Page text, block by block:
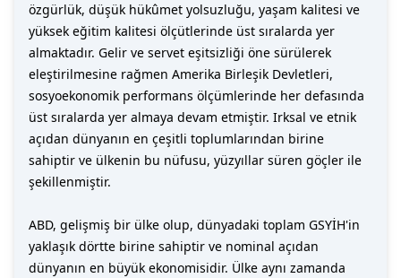
özgürlük, düşük hükûmet yolsuzluğu, yaşam kalitesi ve
yüksek eğitim kalitesi ölçütlerinde üst sıralarda yer
almaktadır. Gelir ve servet eşitsizliği öne sürülerek
eleştirilmesine rağmen Amerika Birleşik Devletleri,
sosyoekonomik performans ölçümlerinde her defasında
üst sıralarda yer almaya devam etmiştir. Irksal ve etnik
açıdan dünyanın en çeşitli toplumlarından birine
sahiptir ve ülkenin bu nüfusu, yüzyıllar süren göçler ile
şekillenmiştir.
ABD, gelişmiş bir ülke olup, dünyadaki toplam GSYİH'in
yaklaşık dörtte birine sahiptir ve nominal açıdan
dünyanın en büyük ekonomisidir. Ülke aynı zamanda